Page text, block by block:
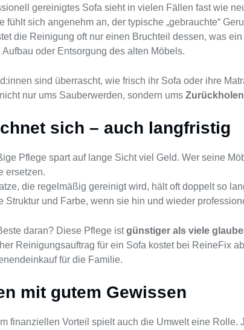
gereinigtes Sofa sieht in vielen Fällen fast wie
fühlt sich angenehm an, der typische „gebrauchte“
die Reinigung oft nur einen Bruchteil dessen, was
Aufbau oder Entsorgung des alten Möbels.
sind überrascht, wie frisch ihr Sofa oder ihre
nur ums Sauberwerden, sondern ums
sich – auch langfristig
Pflege spart auf lange Sicht viel Geld. Wer seine
ersetzen.
die regelmäßig gereinigt wird, hält oft doppelt so
Struktur und Farbe, wenn sie hin und wieder
daran? Diese Pflege istgünstiger als viele
Reinigungsauftrag für ein Sofa kostet bei ReineFix
für die Familie.
mit gutem Gewissen
finanziellen Vorteil spielt auch die Umwelt eine Rolle.